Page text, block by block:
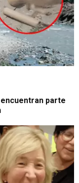
parte